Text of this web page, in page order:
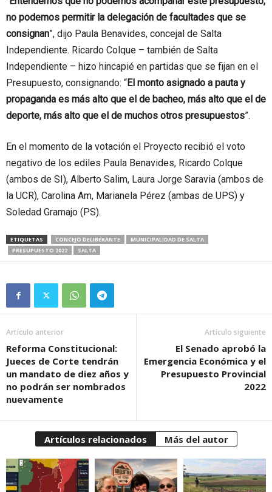
no podemos permitir la delegación de facultades que se
consignan”, dijo Paula Benavides, concejal de Salta
Independiente. Ricardo Colque – también de Salta
Independiente – hizo hincapié en partidas que se fijan en el
Presupuesto, consignando: “El monto asignado a pauta y
propaganda es más alto que el de bacheo, más alto que el de
deporte, más alto que el de muchos otros presupuestos”.
En el momento de la votación el Proyecto recibió el voto
negativo de los ediles Paula Benavides, Ricardo Colque
(ambos de SI), Alberto Salim, Laura Jorge Saravia (ambos de
la UCR), Carolina Am, Marianela Pérez (ambas de UPS) y
Soledad Gramajo (PS).
ETIQUETAS CONCEJO DELIBERANTE
MUNICIPALIDAD DE SALTA
PRESUPUESTO 2022
SALTA
Artículo anterior
Reforma Constitucional:
Jueces de Corte tendrán
un mandato de diez años y
no podrán ser nombrados
nuevamente
Artículo siguiente
El Senado aprobó la
Emergencia Económica y el
Presupuesto Provincial
2022
Artículos relacionados Más del autor